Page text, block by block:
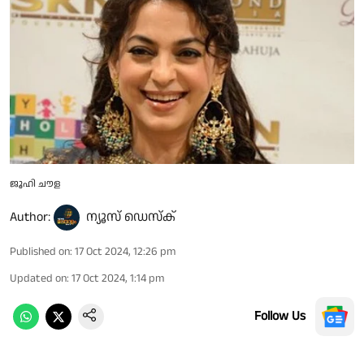
ജൂഹി ചൗള
Author: ന്യൂസ് ഡെസ്ക്
Published on: 17 Oct 2024, 12:26 pm
Updated on: 17 Oct 2024, 1:14 pm
Follow Us